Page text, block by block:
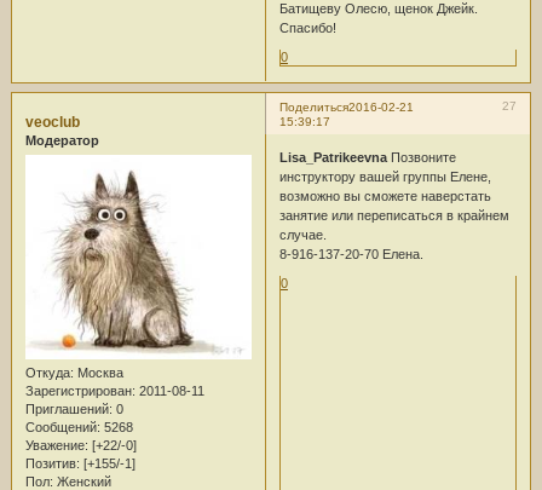
Батищеву Олесю, щенок Джейк.
Спасибо!
0
Поделиться 27
2016-02-21
15:39:17
veoclub
Модератор
Откуда: Москва
Зарегистрирован: 2011-08-11
Приглашений: 0
Сообщений: 5268
Уважение: [+22/-0]
Позитив: [+155/-1]
Пол: Женский
Lisa_PatrikeevnaПозвоните
инструктору вашей группы Елене,
возможно вы сможете наверстать
занятие или переписаться в крайнем
случае.
8-916-137-20-70 Елена.
0